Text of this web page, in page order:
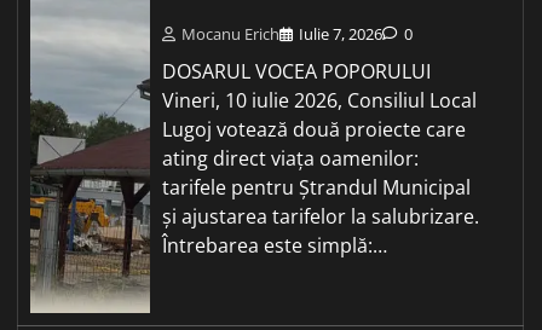
Mocanu Erich Iulie 7, 2026 0
DOSARUL VOCEA POPORULUI
Vineri, 10 iulie 2026, Consiliul Local
Lugoj votează două proiecte care
ating direct viața oamenilor:
tarifele pentru Ștrandul Municipal
și ajustarea tarifelor la salubrizare.
Întrebarea este simplă:…